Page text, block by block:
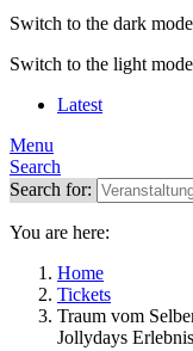
Switch to the dark
Switch to the light
Latest
Menu
Search
Search for:
You are here:
Home
Tickets
Traum vom
Jollydays